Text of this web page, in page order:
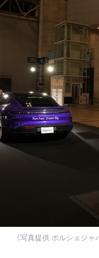
《写真提供 ポルシェジャ